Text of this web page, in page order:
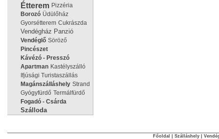
Étterem Pizzéria
Borozó Üdülőház
Gyorsétterem Cukrászda
Vendégház Panzió
Vendéglő Söröző
Pincészet
Kávézó - Presszó
Apartman Kastélyszálló
Ifjúsági Turistaszállás
Magánszálláshely Strand
Gyógyfürdő Termálfürdő
Fogadó - Csárda
Szálloda
Főoldal Szálláshely